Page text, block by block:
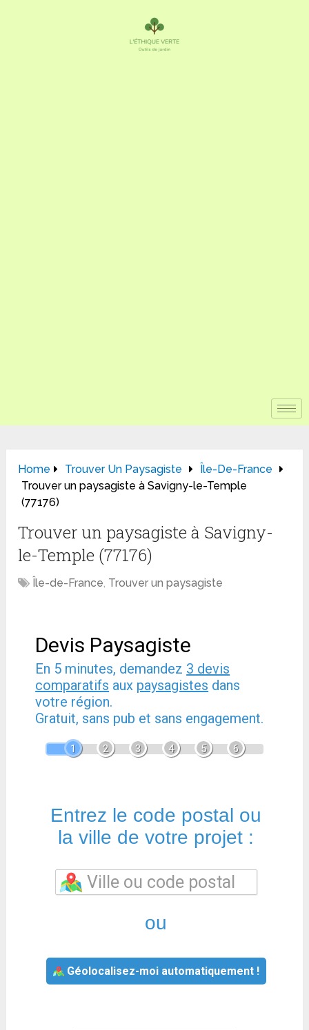
Home Trouver Un Paysagiste
Île-De-France
Trouver un paysagiste à Savigny-le-Temple
(77176)
Trouver un paysagiste à Savigny-
le-Temple (77176)
Île-de-France, Trouver un paysagiste
Devis Paysagiste
En 5 minutes, demandez 3 devis
comparatifs aux paysagistes dans
votre région.
Gratuit, sans pub et sans engagement.
1 2 3 4 5 6
Entrez le code postal ou
la ville de votre projet :
ou
Géolocalisez-moi automatiquement !